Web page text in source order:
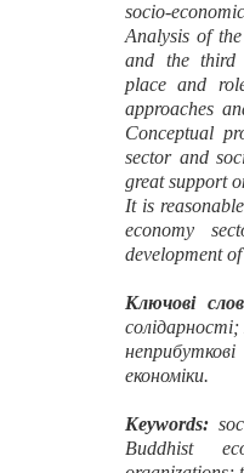
socio-
Analysis of
and the third
place and
approaches
Conceptual
sector and
great support
It is
economy
development
Ключові
економіки.
Keywords:
Buddhist